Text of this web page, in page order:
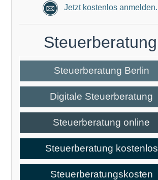
Jetzt kostenlos anmelden.
Steuerberatung
Steuerberatung Berlin
Digitale Steuerberatung
Steuerberatung online
Steuerberatung kostenlos
Steuerberatungskosten